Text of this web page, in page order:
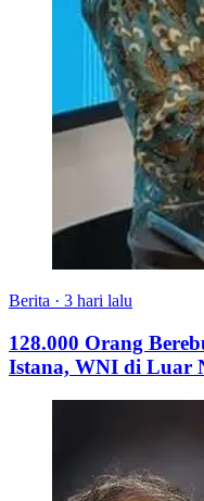
Berita · 3 hari lalu
128.000 Orang
Istana, WNI di Luar